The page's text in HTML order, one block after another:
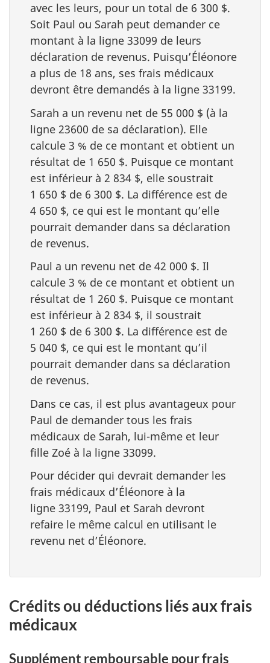
avec les leurs, pour un total de 6 300 $.
Soit Paul ou Sarah peut demander ce
montant à la ligne 33099 de leurs
déclaration de revenus. Puisqu’Éléonore
a plus de 18 ans, ses frais médicaux
devront être demandés à la ligne 33199.
Sarah a un revenu net de 55 000 $ (à la
ligne 23600 de sa déclaration). Elle
calcule 3 % de ce montant et obtient un
résultat de 1 650 $. Puisque ce montant
est inférieur à 2 834 $, elle soustrait
1 650 $ de 6 300 $. La différence est de
4 650 $, ce qui est le montant qu’elle
pourrait demander dans sa déclaration
de revenus.
Paul a un revenu net de 42 000 $. Il
calcule 3 % de ce montant et obtient un
résultat de 1 260 $. Puisque ce montant
est inférieur à 2 834 $, il soustrait
1 260 $ de 6 300 $. La différence est de
5 040 $, ce qui est le montant qu’il
pourrait demander dans sa déclaration
de revenus.
Dans ce cas, il est plus avantageux pour
Paul de demander tous les frais
médicaux de Sarah, lui-même et leur
fille Zoé à la ligne 33099.
Pour décider qui devrait demander les
frais médicaux d’Éléonore à la
ligne 33199, Paul et Sarah devront
refaire le même calcul en utilisant le
revenu net d’Éléonore.
Crédits ou déductions liés aux frais
médicaux
Supplément remboursable pour frais